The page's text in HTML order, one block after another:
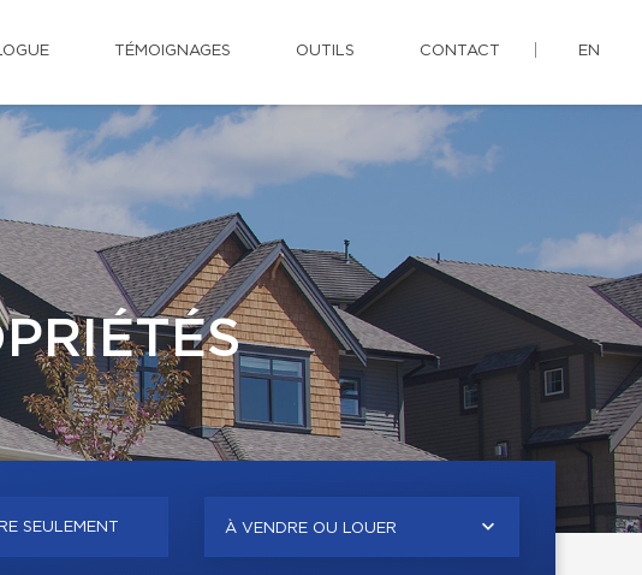
TÉMOIGNAGES OUTILS CONTACT EN
SEULEMENT À VENDRE OU LOUER